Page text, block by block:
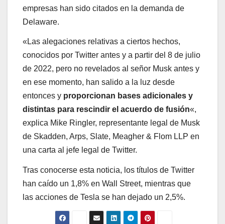
empresas han sido citados en la demanda de
Delaware.
«Las alegaciones relativas a ciertos hechos,
conocidos por Twitter antes y a partir del 8 de julio
de 2022, pero no revelados al señor Musk antes y
en ese momento, han salido a la luz desde
entonces y proporcionan bases adicionales y
distintas para rescindir el acuerdo de fusión«,
explica Mike Ringler, representante legal de Musk
de Skadden, Arps, Slate, Meagher & Flom LLP en
una carta al jefe legal de Twitter.
Tras conocerse esta noticia, los títulos de Twitter
han caído un 1,8% en Wall Street, mientras que
las acciones de Tesla se han dejado un 2,5%.